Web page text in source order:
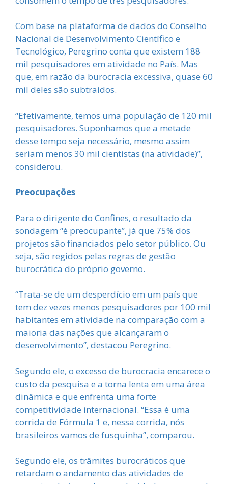
Com base na plataforma de dados do Conselho
Nacional de Desenvolvimento Científico e
Tecnológico, Peregrino conta que existem 188
mil pesquisadores em atividade no País. Mas
que, em razão da burocracia excessiva, quase 60
mil deles são subtraídos.
“Efetivamente, temos uma população de 120 mil
pesquisadores. Suponhamos que a metade
desse tempo seja necessário, mesmo assim
seriam menos 30 mil cientistas (na atividade)”,
considerou.
Preocupações
Para o dirigente do Confines, o resultado da
sondagem “é preocupante”, já que 75% dos
projetos são financiados pelo setor público. Ou
seja, são regidos pelas regras de gestão
burocrática do próprio governo.
“Trata-se de um desperdício em um país que
tem dez vezes menos pesquisadores por 100 mil
habitantes em atividade na comparação com a
maioria das nações que alcançaram o
desenvolvimento”, destacou Peregrino.
Segundo ele, o excesso de burocracia encarece o
custo da pesquisa e a torna lenta em uma área
dinâmica e que enfrenta uma forte
competitividade internacional. “Essa é uma
corrida de Fórmula 1 e, nessa corrida, nós
brasileiros vamos de fusquinha”, comparou.
Segundo ele, os trâmites burocráticos que
retardam o andamento das atividades de